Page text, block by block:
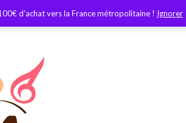
d'achat vers la France métropolitaine ! Ignorer